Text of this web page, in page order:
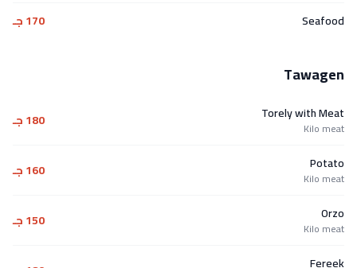
Seafood
170 جـ
Tawagen
Torely with Meat
Kilo meat 180 جـ
Potato
Kilo meat 160 جـ
Orzo
Kilo meat 150 جـ
Fereek